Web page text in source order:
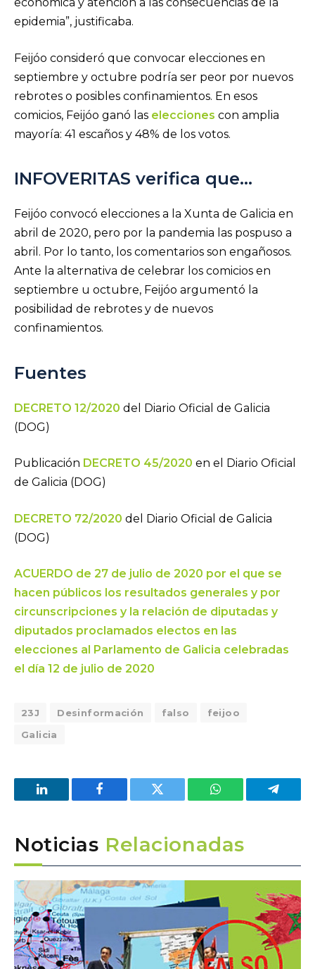
epidemia”, justificaba.
Feijóo consideró que convocar elecciones en
septiembre y octubre podría ser peor por nuevos
rebrotes o posibles confinamientos. En esos
comicios, Feijóo ganó las elecciones con amplia
mayoría: 41 escaños y 48% de los votos.
INFOVERITAS verifica que…
Feijóo convocó elecciones a la Xunta de Galicia en
abril de 2020, pero por la pandemia las pospuso a
abril. Por lo tanto, los comentarios son engañosos.
Ante la alternativa de celebrar los comicios en
septiembre u octubre, Feijóo argumentó la
posibilidad de rebrotes y de nuevos
confinamientos.
Fuentes
DECRETO 12/2020 del Diario Oficial de Galicia
(DOG)
Publicación DECRETO 45/2020 en el Diario Oficial
de Galicia (DOG)
DECRETO 72/2020 del Diario Oficial de Galicia
(DOG)
ACUERDO de 27 de julio de 2020 por el que se
hacen públicos los resultados generales y por
circunscripciones y la relación de diputadas y
diputados proclamados electos en las
elecciones al Parlamento de Galicia celebradas
el día 12 de julio de 2020
23J Desinformación falso
feijoo
Galicia
LinkedIn Facebook Twitter WhatsApp
Noticias Relacionadas